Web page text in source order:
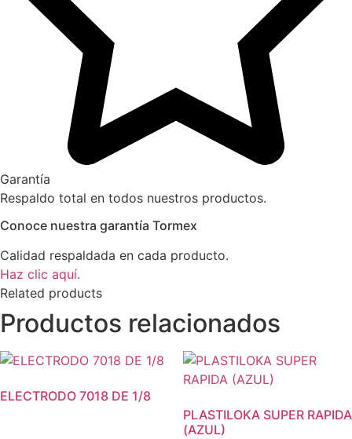
Garantía
Respaldo total en todos nuestros productos.
Conoce nuestra garantía Tormex
Calidad respaldada en cada producto.
Haz clic aquí.
Related products
Productos relacionados
ELECTRODO 7018 DE 1/8
PLASTILOKA SUPER RAPIDA
(AZUL)